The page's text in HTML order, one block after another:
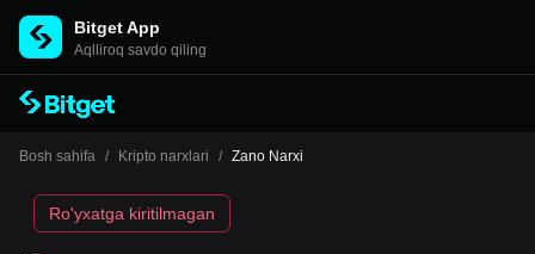
Bitget App
Aqlliroq savdo qiling
Bosh sahifa / Kripto narxlari / Zano Narxi
Ro'yxatga kiritilmagan